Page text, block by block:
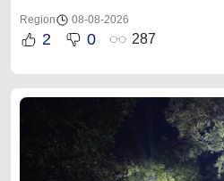
Region 08-08-2026
2 0 287